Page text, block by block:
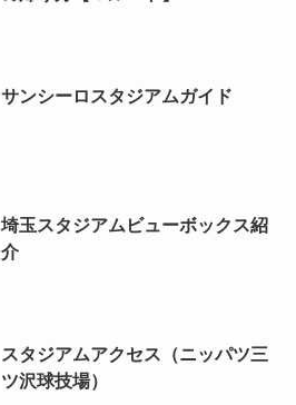
サンシーロスタジアムガイド
埼玉スタジアムビューボックス紹
介
スタジアムアクセス（ニッパツ三
ツ沢球技場）